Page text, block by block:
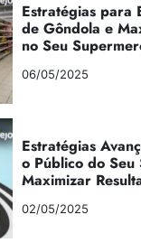
Estratégias para
de Gôndola e
no Seu
06/05/2025
Estratégias
o Público do
Maximizar
02/05/2025